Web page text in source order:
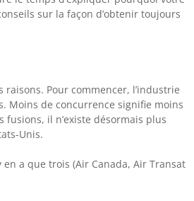
sur la façon d’obtenir toujours
Pour commencer, l’industrie
Moins de concurrence signifie moins
il n’existe désormais plus
Unis.
a que trois (Air Canada, Air Transat